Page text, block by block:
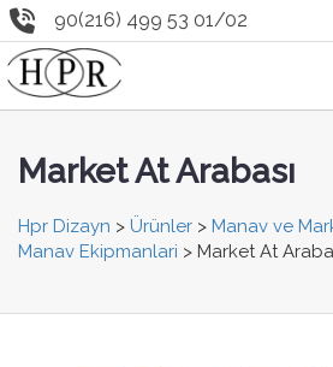
90(216) 499 53 01/02
Market At Arabası
Hpr Dizayn > Ürünler > Manav ve
Manav Ekipmanlari > Market At